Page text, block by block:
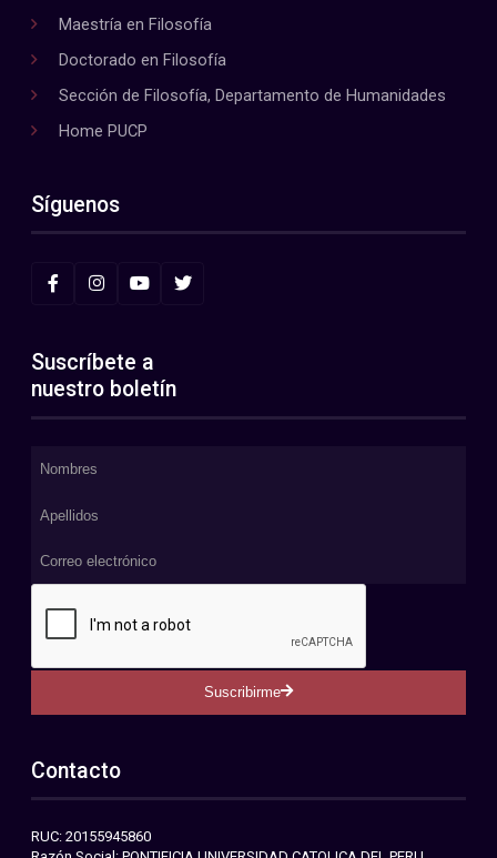
Maestría en Filosofía
Doctorado en Filosofía
Sección de Filosofía, Departamento de Humanidades
Home PUCP
Síguenos
Suscríbete a
nuestro boletín
Suscribirme
Contacto
RUC: 20155945860